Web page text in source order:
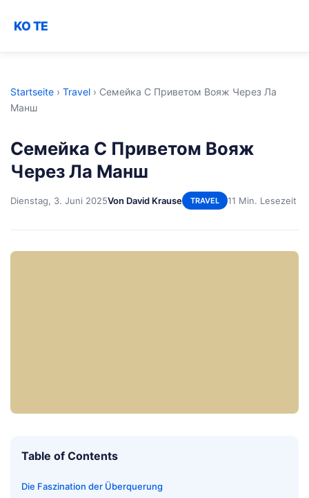
KO TE
Startseite › Travel › Семейка С Приветом Вояж Через Ла
Манш
Семейка С Приветом Вояж
Через Ла Манш
Dienstag, 3. Juni 2025Von David Krause TRAVEL 11 Min. Lesezeit
Table of Contents
Die Faszination der Überquerung